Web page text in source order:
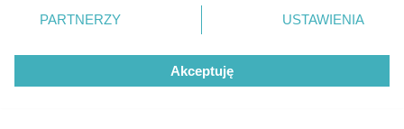
zmienić/wycofać klikając przycisk ustawień prywatności
znajdujący się w lewym dolnym rogu strony
rodzaje przetwarzania danych nie wymagają zgody
użytkownika, ale masz prawo sprzeciwić się takiemu
przetwarzaniu. Preferencje będą miały zastosowanie tylko
PARTNERZY USTAWIENIA
Akceptuję